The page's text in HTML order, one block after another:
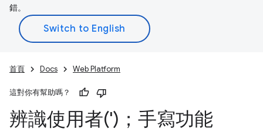
錯。
首頁 Docs Web Platform
這對你有幫助嗎？
辨識使用者(')；手寫功能